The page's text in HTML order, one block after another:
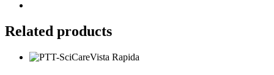
Related products
Vista Rapida